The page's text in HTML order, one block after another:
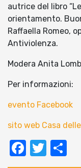
autrice del libro
orientamento.
Raffaella Romeo,
Antiviolenza.
Modera Anita
Per informazioni:
evento Facebook
sito web Casa